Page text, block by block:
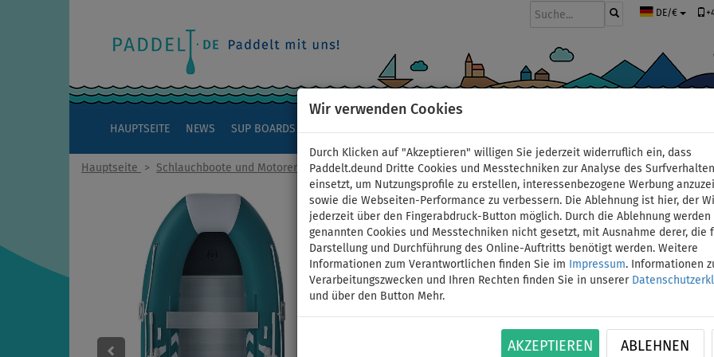
Wir verwenden Cookies
Durch Klicken auf "Akzeptieren" willigen Sie jederzeit widerruflich ein, dass
Paddelt.deund Dritte Cookies und Messtechniken zur Analyse des
einsetzt, um Nutzungsprofile zu erstellen, interessenbezogene Werbung
sowie die Webseiten-Performance zu verbessern. Die Ablehnung ist hier, der
jederzeit über den Fingerabdruck-Button möglich. Durch die Ablehnung werden
genannten Cookies und Messtechniken nicht gesetzt, mit Ausnahme derer, die
Darstellung und Durchführung des Online-Auftritts benötigt werden. Weitere
Informationen zum Verantwortlichen finden Sie im
Impressum. Informationen
Verarbeitungszwecken und Ihren Rechten finden Sie in unserer
und über den Button Mehr.
AKZEPTIEREN ABLEHNEN
DE/€
HAUPTSEITE NEWS SUP BOARDS
Hauptseite > Schlauchboote und Motoren
Schlauchboot
green white mit
Elektromotor PARSUN